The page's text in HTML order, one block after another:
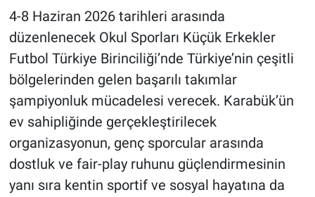
4-8 Haziran 2026 tarihleri arasında
düzenlenecek Okul Sporları Küçük Erkekler
Futbol Türkiye Birinciliği’nde Türkiye’nin çeşitli
bölgelerinden gelen başarılı takımlar
şampiyonluk mücadelesi verecek. Karabük’ün
ev sahipliğinde gerçekleştirilecek
organizasyonun, genç sporcular arasında
dostluk ve fair-play ruhunu güçlendirmesinin
yanı sıra kentin sportif ve sosyal hayatına da